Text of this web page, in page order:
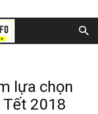
lựa chọn
2018